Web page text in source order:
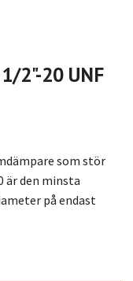
2"-20 UNF
som stör
är den minsta
på endast